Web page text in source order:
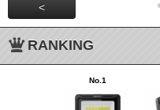
<
RANKING
No.1